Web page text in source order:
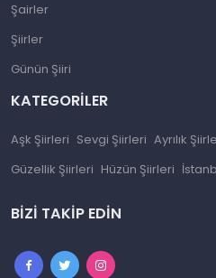
Şairler
Şiirler
Günün Şiiri
KATEGORILER
Aşk Şiirleri Sevgi Şiirleri Ayrılık
Güzellik Şiirleri Hüzün Şiirleri
BIZI TAKIP EDIN